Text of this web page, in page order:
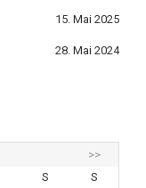
15. Mai 2025
28. Mai 2024
>>
S
S